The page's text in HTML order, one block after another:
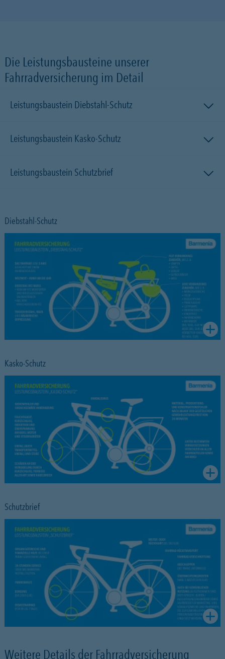
Die Leistungsbausteine unserer
Fahrradversicherung im Detail
Leistungsbaustein Diebstahl-Schutz
Leistungsbaustein Kasko-Schutz
Leistungsbaustein Schutzbrief
Diebstahl-Schutz
Kasko-Schutz
Schutzbrief
Weitere Details der Fahrradversicherung